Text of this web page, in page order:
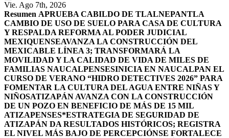
Vie. Ago 7th, 2026
Resumen APRUEBA CABILDO DE TLALNEPANTLA
CAMBIO DE USO DE SUELO PARA CASA DE CULTURA
Y RESPALDA REFORMA AL PODER JUDICIAL
MEXIQUENSEAVANZA LA CONSTRUCCIÓN DEL
MEXICABLE LÍNEA 3; TRANSFORMARÁ LA
MOVILIDAD Y LA CALIDAD DE VIDA DE MILES DE
FAMILIAS NAUCALPENSESINICIA EN NAUCALPAN EL
CURSO DE VERANO “HIDRO DETECTIVES 2026” PARA
FOMENTAR LA CULTURA DEL AGUA ENTRE NIÑAS Y
NIÑOSATIZAPÁN AVANZA CON LA CONSTRUCCIÓN
DE UN POZO EN BENEFICIO DE MÁS DE 15 MIL
ATIZAPENSES*ESTRATEGIA DE SEGURIDAD DE
ATIZAPÁN DA RESULTADOS HISTÓRICOS; REGISTRA
EL NIVEL MÁS BAJO DE PERCEPCIÓNSE FORTALECE